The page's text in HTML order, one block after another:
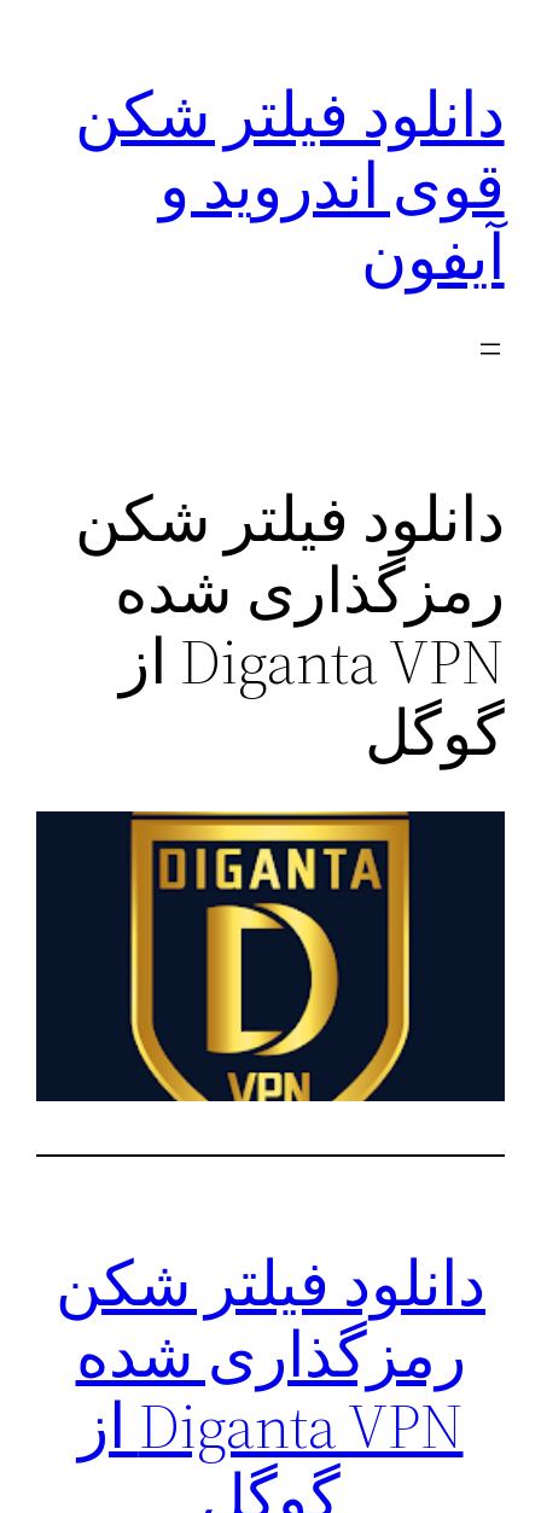
دانلود فیلتر شکن
قوی اندروید و
آیفون
دانلود فیلتر شکن
رمزگذاری شده
Diganta VPN از
گوگل
دانلود فیلتر شکن
رمزگذاری شده
Diganta VPN از